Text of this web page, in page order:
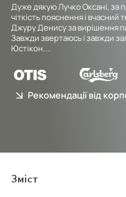
Дуже дякую Лучко Оксані, за
чіткість пояснення і
Джуру Денису за вирішення
Завжди звертаюсь і завжди
Юстікон....
Рекомендації від
Зміст